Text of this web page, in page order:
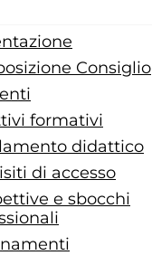
Consiglio
formativi
didattico
di accesso
e sbocchi